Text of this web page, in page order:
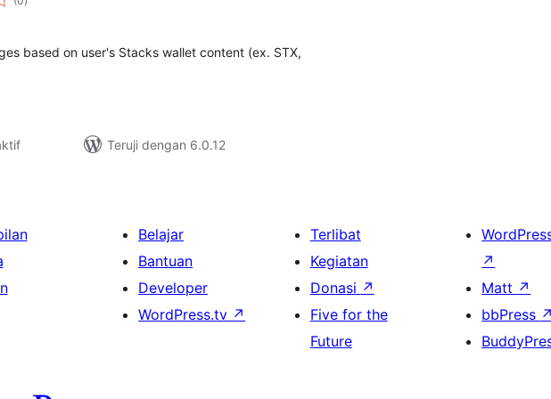
rating
based on user's Stacks wallet content (ex. STX,
Teruji dengan 6.0.12
Belajar
Bantuan
Developer
WordPress.tv ↗
Terlibat
Kegiatan
Donasi ↗
Five for the
Future
↗
Matt ↗
bbPress ↗